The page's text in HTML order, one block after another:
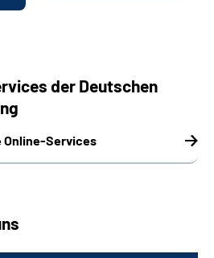
der Deutschen
Online-Services